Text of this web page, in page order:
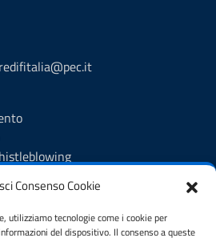
Consenso Cookie
utilizziamo tecnologie come i cookie per
del dispositivo. Il consenso a queste